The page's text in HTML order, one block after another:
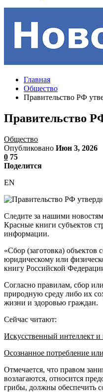
Главная
Общество
Правительство РФ
Правительство
Общество
Опубликовано Июн 3, 2026
0 75
Поделится
EN
Следите за нашими
Красные книги субъектов
информации.
«Сбор (заготовка) объектов
юридическому или
книгу Российской
Согласно правилам, сбор
природную среду либо их
жизни и здоровью граждан.
Сейчас читают:
Искусственный интеллект
Осознанное потребление
Отмечается, что правом
возлагаются, относится
грибы, должны обеспечить